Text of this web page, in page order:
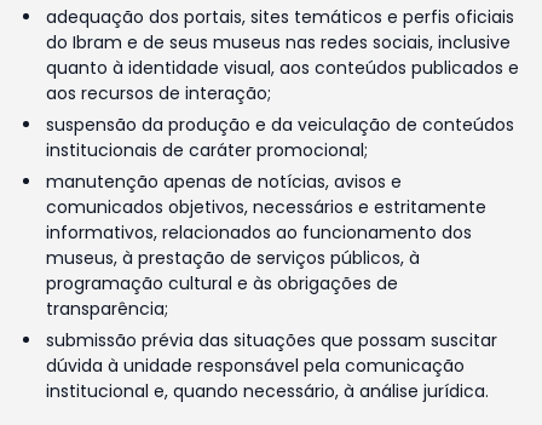
adequação dos portais, sites temáticos e perfis oficiais
do Ibram e de seus museus nas redes sociais, inclusive
quanto à identidade visual, aos conteúdos publicados e
aos recursos de interação;
suspensão da produção e da veiculação de conteúdos
institucionais de caráter promocional;
manutenção apenas de notícias, avisos e
comunicados objetivos, necessários e estritamente
informativos, relacionados ao funcionamento dos
museus, à prestação de serviços públicos, à
programação cultural e às obrigações de
transparência;
submissão prévia das situações que possam suscitar
dúvida à unidade responsável pela comunicação
institucional e, quando necessário, à análise jurídica.